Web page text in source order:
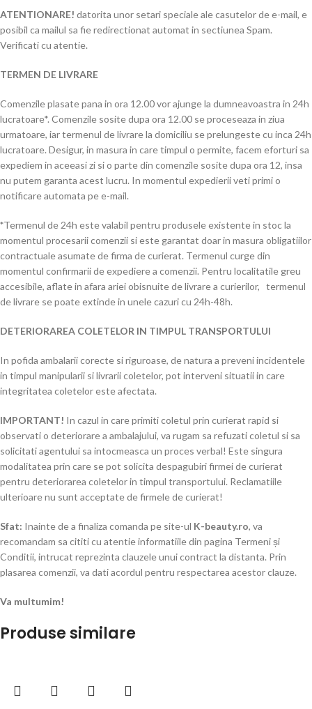
ATENTIONARE! datorita unor setari speciale ale casutelor de e-mail, e
posibil ca mailul sa fie redirectionat automat in sectiunea Spam.
Verificati cu atentie.
TERMEN DE LIVRARE
Comenzile plasate pana in ora 12.00 vor ajunge la dumneavoastra in 24h
lucratoare*. Comenzile sosite dupa ora 12.00 se proceseaza in ziua
urmatoare, iar termenul de livrare la domiciliu se prelungeste cu inca 24h
lucratoare. Desigur, in masura in care timpul o permite, facem eforturi sa
expediem in aceeasi zi si o parte din comenzile sosite dupa ora 12, insa
nu putem garanta acest lucru. In momentul expedierii veti primi o
notificare automata pe e-mail.
*Termenul de 24h este valabil pentru produsele existente in stoc la
momentul procesarii comenzii si este garantat doar in masura obligatiilor
contractuale asumate de firma de curierat. Termenul curge din
momentul confirmarii de expediere a comenzii. Pentru localitatile greu
accesibile, aflate in afara ariei obisnuite de livrare a curierilor, termenul
de livrare se poate extinde in unele cazuri cu 24h-48h.
DETERIORAREA COLETELOR IN TIMPUL TRANSPORTULUI
In pofida ambalarii corecte si riguroase, de natura a preveni incidentele
in timpul manipularii si livrarii coletelor, pot interveni situatii in care
integritatea coletelor este afectata.
IMPORTANT! In cazul in care primiti coletul prin curierat rapid si
observati o deteriorare a ambalajului, va rugam sa refuzati coletul si sa
solicitati agentului sa intocmeasca un proces verbal! Este singura
modalitatea prin care se pot solicita despagubiri firmei de curierat
pentru deteriorarea coletelor in timpul transportului. Reclamatiile
ulterioare nu sunt acceptate de firmele de curierat!​
Sfat: Inainte de a finaliza comanda pe site-ul K-beauty.ro, va
recomandam sa cititi cu atentie informatiile din pagina Termeni și
Conditii, intrucat reprezinta clauzele unui contract la distanta. Prin
plasarea comenzii, va dati acordul pentru respectarea acestor clauze.
Va multumim!
Produse similare